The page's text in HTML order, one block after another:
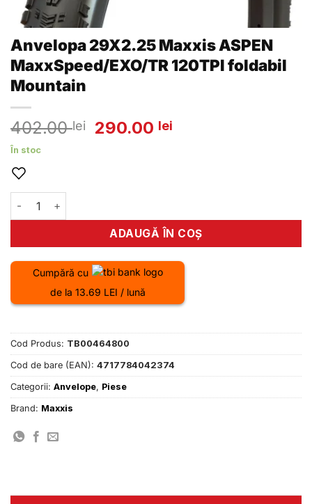
Anvelopa 29X2.25 Maxxis ASPEN
MaxxSpeed/EXO/TR 120TPI foldabil
Mountain
402.00lei
Prețul
290.00 lei
În stoc
Cantitate Anvelopa 29X2.25 Maxxis ASPEN MaxxSpeed/
ADAUGĂ ÎN COȘ
Cumpără cu
de la 13.69 LEI / lună
Cod Produs: TB00464800
Cod de bare (EAN): 4717784042374
Categorii: Anvelope, Piese
Brand: Maxxis